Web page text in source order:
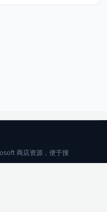
商店资源，便于搜